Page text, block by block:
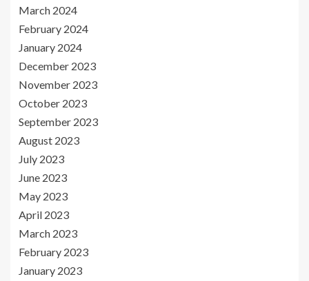
March 2024
February 2024
January 2024
December 2023
November 2023
October 2023
September 2023
August 2023
July 2023
June 2023
May 2023
April 2023
March 2023
February 2023
January 2023